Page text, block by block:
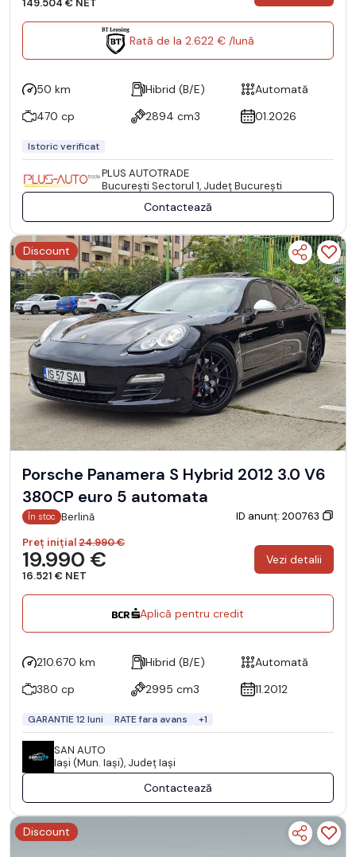
Rată de la 2.622 € /lună
50 km Hibrid (B/E)
Automată
470 cp
2894 cm3 01.2026
Istoric verificat
PLUS AUTOTRADE
Bucureşti Sectorul 1, Județ București
Contactează
Discount
Porsche Panamera S Hybrid 2012 3.0 V6
380CP euro 5 automata
În stoc Berlină
ID anunț: 200763
Preț inițial24.990 €
19.990 €
16.521 € NET
Vezi detalii
Aplică pentru credit
210.670 km Hibrid (B/E)
Automată
380 cp
2995 cm3 11.2012
GARANTIE 12 luni RATE fara avans +1
SAN AUTO
Iaşi (Mun. Iaşi), Județ Iaşi
Contactează
Discount